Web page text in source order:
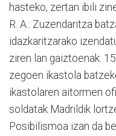
hasteko, zertan ibili
R. A.: Zuzendaritza
idazkaritzarako
ziren lan gaiztoenak:
zegoen ikastola
ikastolaren aitormen
soldatak Madrildik
Posibilismoa izan da